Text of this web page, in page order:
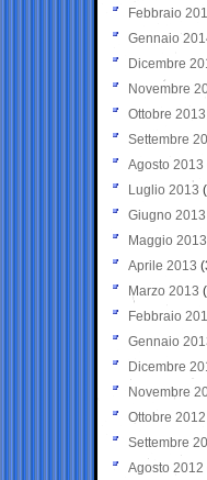
Febbraio
Gennaio
Dicembre
Novembre
Ottobre 2013
Settembre
Agosto 2013
Luglio 2013
Giugno 2013
Maggio 2013
Aprile 2013
Marzo 2013
Febbraio
Gennaio
Dicembre
Novembre
Ottobre 2012
Settembre
Agosto 2012